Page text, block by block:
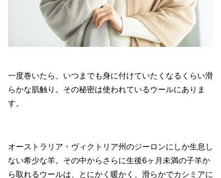
一度巻いたら、いつまでも身に付けていたくなるくらい滑
らかな肌触り。その秘密は使われているウールにありま
す。
オーストラリア・ヴィクトリア州のジーロンにしか生息し
ない希少な羊。その中からさらに生後6ヶ月未満の子羊か
ら取れるウールは、とにかく暖かく、滑らかでカシミアに